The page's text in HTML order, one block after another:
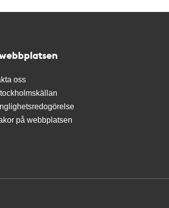
oss
på webbplatsen